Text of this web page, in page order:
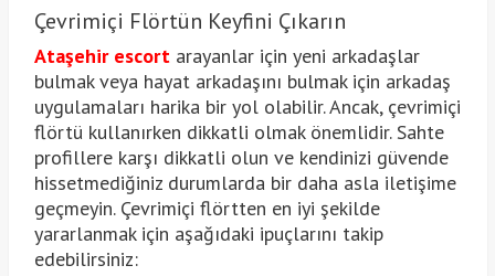
Çevrimiçi Flörtün Keyfini Çıkarın
Ataşehir escortarayanlar için yeni arkadaşlar
bulmak veya hayat arkadaşını bulmak için arkadaş
uygulamaları harika bir yol olabilir. Ancak, çevrimiçi
flörtü kullanırken dikkatli olmak önemlidir. Sahte
profillere karşı dikkatli olun ve kendinizi güvende
hissetmediğiniz durumlarda bir daha asla iletişime
geçmeyin. Çevrimiçi flörtten en iyi şekilde
yararlanmak için aşağıdaki ipuçlarını takip
edebilirsiniz: